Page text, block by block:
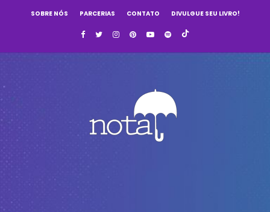
SOBRE NÓS PARCERIAS CONTATO DIVULGUE SEU LIVRO!